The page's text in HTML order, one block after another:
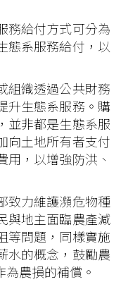
務給付方式可分為
態系服務給付，以
組織透過公共財務
升生態系服務。購
並非都是生態系服
向土地所有者支付
，以增強防洪、
致力維護瀕危物種
與地主面臨農產減
等問題，同樣實施
水的概念，鼓勵農
農損的補償。